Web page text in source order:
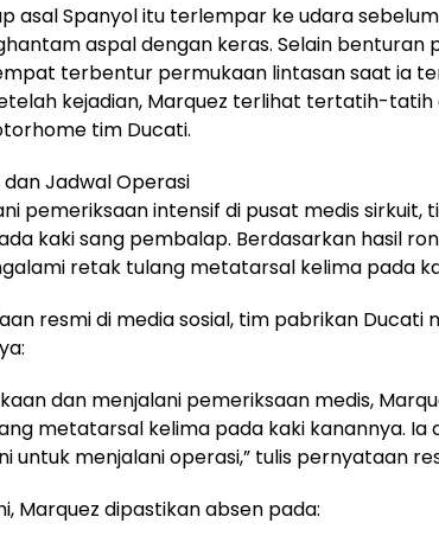
asal Spanyol itu terlempar ke udara
aspal dengan keras. Selain benturan
terbentur permukaan lintasan saat ia
kejadian, Marquez terlihat tertatih-tatih
tim Ducati.
dan Jadwal Operasi
pemeriksaan intensif di pusat medis sirkuit,
kaki sang pembalap. Berdasarkan hasil
retak tulang metatarsal kelima pada
resmi di media sosial, tim pabrikan Ducati
dan menjalani pemeriksaan medis,
metatarsal kelima pada kaki kanannya. Ia
untuk menjalani operasi,” tulis pernyataan
Marquez dipastikan absen pada: